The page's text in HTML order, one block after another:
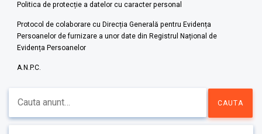
Politica de protecție a datelor cu caracter personal
Protocol de colaborare cu Direcția Generală pentru Evidența
Persoanelor de furnizare a unor date din Registrul Național de
Evidența Persoanelor
A.N.P.C.